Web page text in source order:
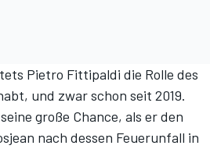
Pietro Fittipaldi die Rolle des
und zwar schon seit 2019.
große Chance, als er den
nach dessen Feuerunfall in